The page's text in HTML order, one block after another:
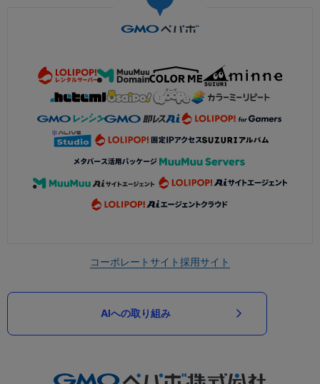
コーポレートサイト採用サイト
AIへの取り組み